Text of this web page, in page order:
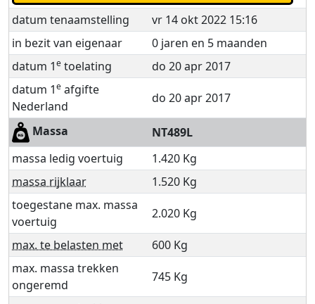
datum tenaamstelling
vr 14 okt 2022 15:16
in bezit van eigenaar
0 jaren en 5 maanden
datum 1e toelating
do 20 apr 2017
datum 1e afgifte
Nederland
do 20 apr 2017
Massa
NT489L
massa ledig voertuig
1.420 Kg
massa rijklaar
1.520 Kg
toegestane max. massa
voertuig
2.020 Kg
max. te belasten met
600 Kg
max. massa trekken
ongeremd
745 Kg